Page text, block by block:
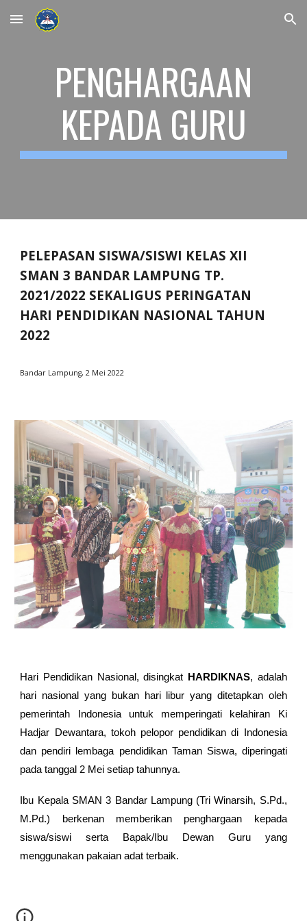
Skip to main content Skip to navigation
PENGHARGAAN
KEPADA GURU
PELEPASAN SISWA/SISWI KELAS XII
SMAN 3 BANDAR LAMPUNG TP.
2021/2022 SEKALIGUS PERINGATAN
HARI PENDIDIKAN NASIONAL TAHUN
2022
Bandar Lampung, 2 Mei 2022
Hari Pendidikan Nasional, disingkat HARDIKNAS, adalah
hari nasional yang bukan hari libur yang ditetapkan oleh
pemerintah Indonesia untuk memperingati kelahiran Ki
Hadjar Dewantara, tokoh pelopor pendidikan di Indonesia
dan pendiri lembaga pendidikan Taman Siswa, diperingati
pada tanggal 2 Mei setiap tahunnya.
Ibu Kepala SMAN 3 Bandar Lampung (Tri Winarsih, S.Pd.,
M.Pd.) berkenan memberikan penghargaan kepada
siswa/siswi serta Bapak/Ibu Dewan Guru yang
menggunakan pakaian adat terbaik.